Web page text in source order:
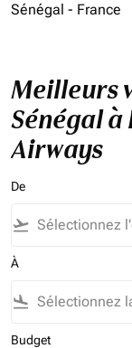
Sénégal - France
Meilleurs
Sénégal à
Airways
De
flight_takeoff
À
flight_land
Budget